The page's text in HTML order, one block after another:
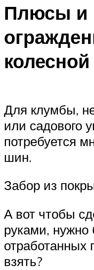
Плюсы и
Для клумбы,
или садового
потребуется
шин.
Забор из
А вот чтобы
руками, нужно
отработанных
взять?